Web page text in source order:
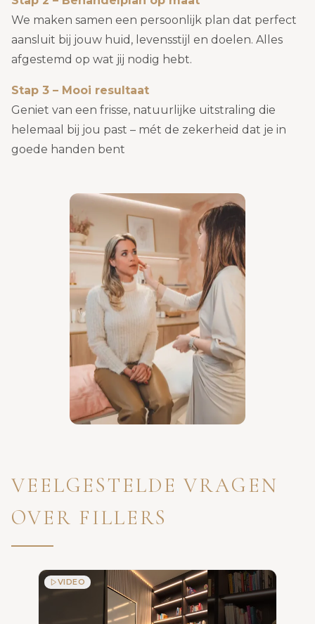
We maken samen een persoonlijk plan dat perfect
aansluit bij jouw huid, levensstijl en doelen. Alles
afgestemd op wat jij nodig hebt.
Stap 3 – Mooi resultaat
Geniet van een frisse, natuurlijke uitstraling die
helemaal bij jou past – mét de zekerheid dat je in
goede handen bent
VEELGESTELDE VRAGEN
OVER FILLERS
VIDEO